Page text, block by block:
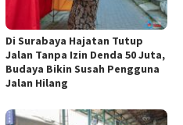
Di Surabaya Hajatan Tutup
Jalan Tanpa Izin Denda 50 Juta,
Budaya Bikin Susah Pengguna
Jalan Hilang